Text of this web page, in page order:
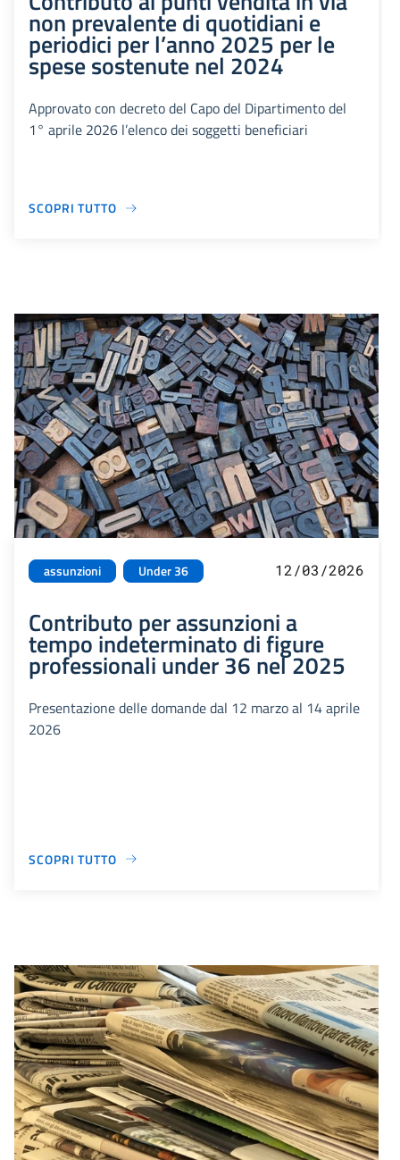
non prevalente di quotidiani e
periodici per l’anno 2025 per le
spese sostenute nel 2024
Approvato con decreto del Capo del Dipartimento del
1° aprile 2026 l’elenco dei soggetti beneficiari
SCOPRI TUTTO
assunzioni Under 36 12/03/2026
Contributo per assunzioni a
tempo indeterminato di figure
professionali under 36 nel 2025
Presentazione delle domande dal 12 marzo al 14 aprile
2026
SCOPRI TUTTO